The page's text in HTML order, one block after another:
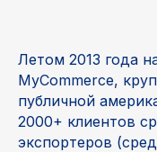
Летом 2013 года
MyCommerce,
публичной
2000+ клиентов
экспортеров